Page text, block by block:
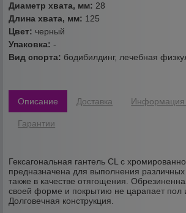
Диаметр хвата, мм: 28
Длина хвата, мм: 125
Цвет: черный
Упаковка:-
Вид спорта: бодибилдинг, лечебная
Описание Доставка Информация
Гарантии
Гексагональная гантель CL с
предназначена для выполнения
также в качестве отягощения.
своей форме и покрытию не царапает пол
Долговечная конструкция.